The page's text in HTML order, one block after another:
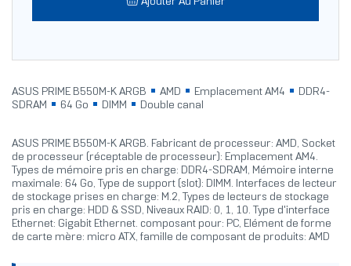
Ajouter Au Panier
ASUS PRIME B550M-K ARGB AMD Emplacement AM4
DDR4-
SDRAM
64 Go DIMM Double canal
ASUS PRIME B550M-K ARGB. Fabricant de processeur: AMD, Socket
de processeur (réceptable de processeur): Emplacement AM4.
Types de mémoire pris en charge: DDR4-SDRAM, Mémoire interne
maximale: 64 Go, Type de support (slot): DIMM. Interfaces de lecteur
de stockage prises en charge: M.2, Types de lecteurs de stockage
pris en charge: HDD & SSD, Niveaux RAID: 0, 1, 10. Type d'interface
Ethernet: Gigabit Ethernet. composant pour: PC, Elément de forme
de carte mère: micro ATX, famille de composant de produits: AMD